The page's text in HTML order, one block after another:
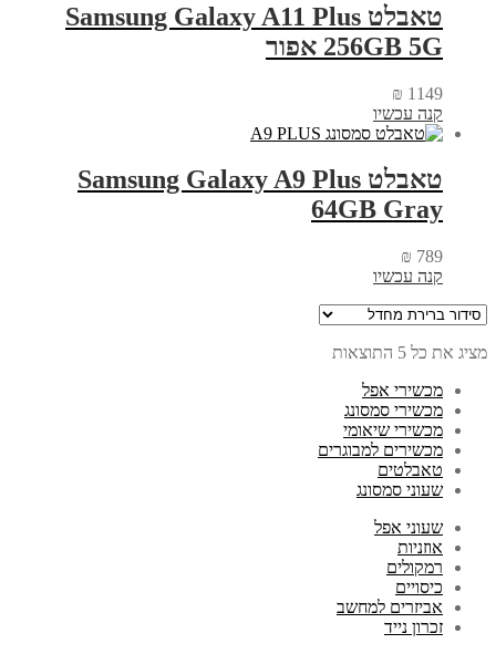
טאבלט Samsung Galaxy A11 Plus
256GB 5G אפור
₪ 1149
קנה עכשיו
טאבלט Samsung Galaxy A9 Plus
64GB Gray
₪ 789
קנה עכשיו
מציג את כל 5 התוצאות
מכשירי אפל
מכשירי סמסונג
מכשירי שיאומי
מכשירים למבוגרים
טאבלטים
שעוני סמסונג
שעוני אפל
אוזניות
רמקולים
כיסויים
אביזרים למחשב
זכרון נייד